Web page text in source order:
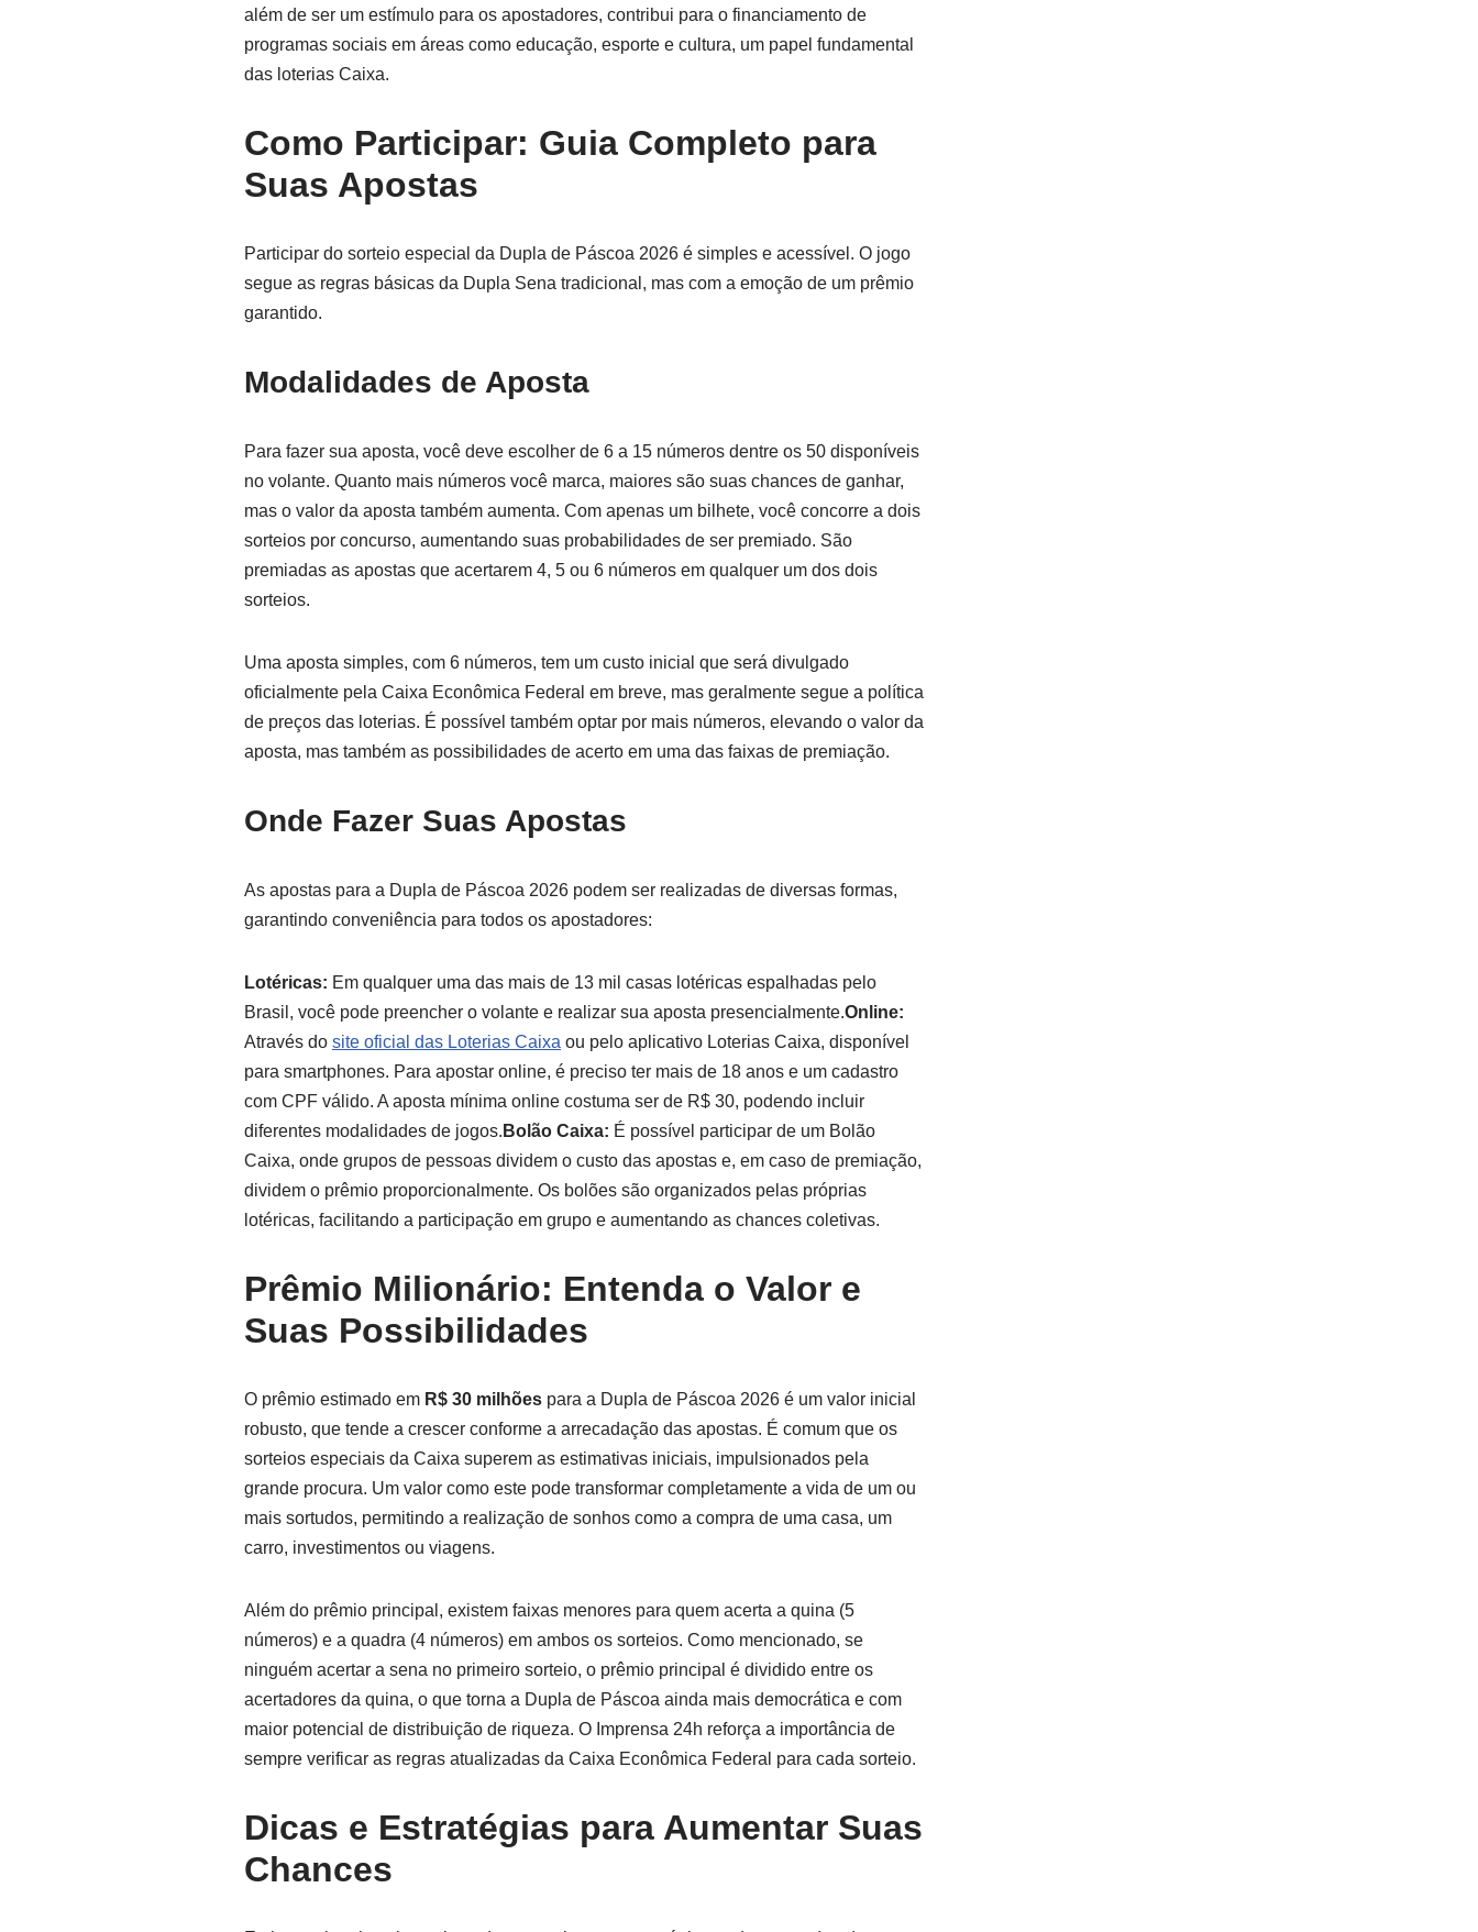
além de ser um estímulo para os apostadores, contribui para o financiamento de
programas sociais em áreas como educação, esporte e cultura, um papel fundamental
das loterias Caixa.
Como Participar: Guia Completo para
Suas Apostas
Participar do sorteio especial da Dupla de Páscoa 2026 é simples e acessível. O jogo
segue as regras básicas da Dupla Sena tradicional, mas com a emoção de um prêmio
garantido.
Modalidades de Aposta
Para fazer sua aposta, você deve escolher de 6 a 15 números dentre os 50 disponíveis
no volante. Quanto mais números você marca, maiores são suas chances de ganhar,
mas o valor da aposta também aumenta. Com apenas um bilhete, você concorre a dois
sorteios por concurso, aumentando suas probabilidades de ser premiado. São
premiadas as apostas que acertarem 4, 5 ou 6 números em qualquer um dos dois
sorteios.
Uma aposta simples, com 6 números, tem um custo inicial que será divulgado
oficialmente pela Caixa Econômica Federal em breve, mas geralmente segue a política
de preços das loterias. É possível também optar por mais números, elevando o valor da
aposta, mas também as possibilidades de acerto em uma das faixas de premiação.
Onde Fazer Suas Apostas
As apostas para a Dupla de Páscoa 2026 podem ser realizadas de diversas formas,
garantindo conveniência para todos os apostadores:
Lotéricas: Em qualquer uma das mais de 13 mil casas lotéricas espalhadas pelo
Brasil, você pode preencher o volante e realizar sua aposta presencialmente.Online:
Através do site oficial das Loterias Caixa ou pelo aplicativo Loterias Caixa, disponível
para smartphones. Para apostar online, é preciso ter mais de 18 anos e um cadastro
com CPF válido. A aposta mínima online costuma ser de R$ 30, podendo incluir
diferentes modalidades de jogos. Bolão Caixa: É possível participar de um Bolão
Caixa, onde grupos de pessoas dividem o custo das apostas e, em caso de premiação,
dividem o prêmio proporcionalmente. Os bolões são organizados pelas próprias
lotéricas, facilitando a participação em grupo e aumentando as chances coletivas.
Prêmio Milionário: Entenda o Valor e
Suas Possibilidades
O prêmio estimado em R$ 30 milhões para a Dupla de Páscoa 2026 é um valor inicial
robusto, que tende a crescer conforme a arrecadação das apostas. É comum que os
sorteios especiais da Caixa superem as estimativas iniciais, impulsionados pela
grande procura. Um valor como este pode transformar completamente a vida de um ou
mais sortudos, permitindo a realização de sonhos como a compra de uma casa, um
carro, investimentos ou viagens.
Além do prêmio principal, existem faixas menores para quem acerta a quina (5
números) e a quadra (4 números) em ambos os sorteios. Como mencionado, se
ninguém acertar a sena no primeiro sorteio, o prêmio principal é dividido entre os
acertadores da quina, o que torna a Dupla de Páscoa ainda mais democrática e com
maior potencial de distribuição de riqueza. O Imprensa 24h reforça a importância de
sempre verificar as regras atualizadas da Caixa Econômica Federal para cada sorteio.
Dicas e Estratégias para Aumentar Suas
Chances